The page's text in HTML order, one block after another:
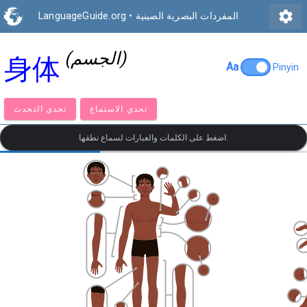
LanguageGuide.org • المفردات البصرية الصينية settings
身体 (الجسم) Aa Pinyin
تحدي التحدث تحدي الاستماع
اضغط على الكلمات والعبارات لسماع نطقها.